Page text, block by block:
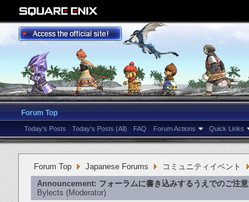
Forum Top
Today's Posts Today's Posts (All) FAQ Forum Actions Quick Links
Forum Top Japanese Forums コミュニティイベント
Announcement: フォーラムに書き込みするうえでのご注意
Bylects ‎(Moderator)